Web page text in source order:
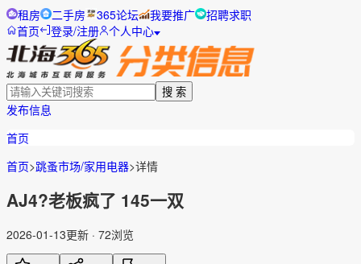
租房 二手房 365论坛 我要推广
招聘求职
首页
登录/注册 个人中心
搜 索
发布信息
首页
首页>跳蚤市场/家用电器>详情
AJ4?老板疯了 145一双
2026-01-13更新 · 72浏览